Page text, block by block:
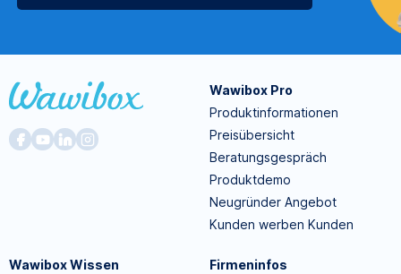
Wawibox Pro
Produktinformationen
Preisübersicht
Beratungsgespräch
Produktdemo
Neugründer Angebot
Kunden werben Kunden
Wawibox Wissen
Firmeninfos